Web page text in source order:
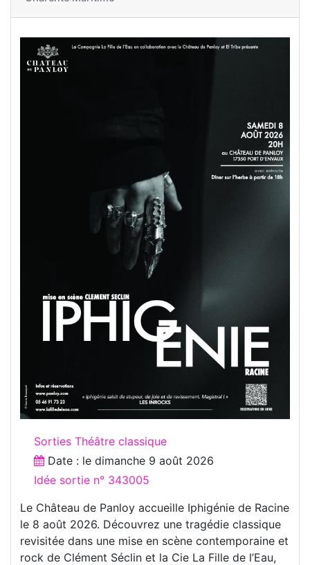
Sorties Théâtre classique
Date : le dimanche 9 août 2026
Idée sortie n° 343005
Le Château de Panloy accueille Iphigénie de Racine
le 8 août 2026. Découvrez une tragédie classique
revisitée dans une mise en scène contemporaine et
rock de Clément Séclin et la Cie La Fille de l’Eau,